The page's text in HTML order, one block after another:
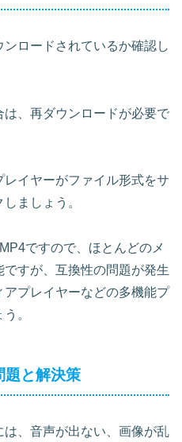
ロードされているか確認し
、再ダウンロードが必要で
イヤーがファイル形式をサ
ましょう。
ですので、ほとんどのメ
すが、互換性の問題が発生
プレイヤーなどの多機能プ
。
題と解決策
、音声が出ない、画像が乱